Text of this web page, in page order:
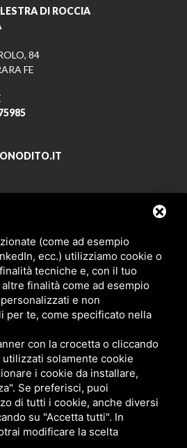
DI ROCCIA
84
FE
Partner
SITO È PROTETTO DA GOOGLE
E TERMS OF SERVICEDI GOOGLE.
(come ad esempio
ecc.) utilizziamo cookie o
tecniche e, con il tuo
finalità come ad esempio
e non
per te, come specificato nella
con la crocetta o cliccando
solamente cookie
i cookie da installare,
Se preferisci, puoi
di tutti i cookie, anche diversi
su "Accetta tutti". In
modificare la scelta